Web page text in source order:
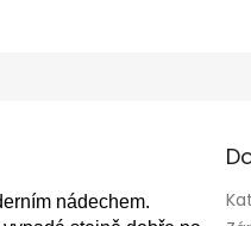
nádechem.